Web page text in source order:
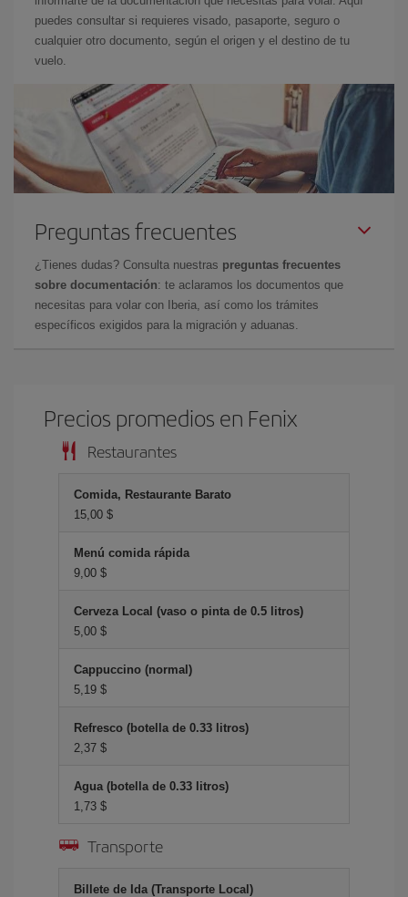
puedes consultar si requieres visado, pasaporte, seguro o
cualquier otro documento, según el origen y el destino de tu
vuelo.
Preguntas frecuentes
¿Tienes dudas? Consulta nuestras preguntas frecuentes
sobre documentación: te aclaramos los documentos que
necesitas para volar con Iberia, así como los trámites
específicos exigidos para la migración y aduanas.
Precios promedios en Fenix
Restaurantes
Comida, Restaurante Barato
15,00 $
Menú comida rápida
9,00 $
Cerveza Local (vaso o pinta de 0.5 litros)
5,00 $
Cappuccino (normal)
5,19 $
Refresco (botella de 0.33 litros)
2,37 $
Agua (botella de 0.33 litros)
1,73 $
Transporte
Billete de Ida (Transporte Local)